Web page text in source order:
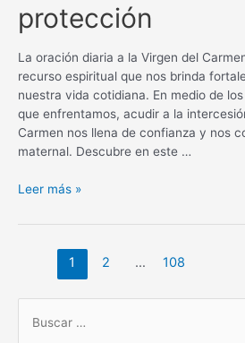
protección
La oración diaria a la Virgen del
recurso espiritual que nos brinda
nuestra vida cotidiana. En medio de
que enfrentamos, acudir a la
Carmen nos llena de confianza y nos
maternal. Descubre en este …
Oración
a
Carmen:
fortaleza
Leer más »
Navegación
1 2 … 108